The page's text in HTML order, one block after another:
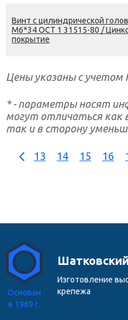
Винт с цилиндрической
М6*34 ОСТ 1 31515-80 /
покрытие
Цены указаны с учетом
* - параметры носят
могут отличаться как
так и в сторону
13 14 15 16
Основан
в 1969 г.
Изготовление
крепежа